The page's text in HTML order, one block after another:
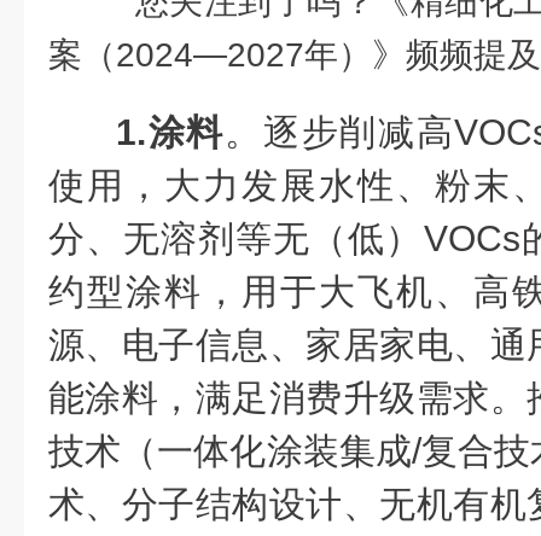
1.涂料。逐步削减高
使用，大力发展水性、粉末
分、无溶剂等无（低）VOCs
约型涂料，用于大飞机、高
源、电子信息、家居家电、
能涂料，满足消费升级需求
技术（一体化涂装集成/复合
术、分子结构设计、无机有